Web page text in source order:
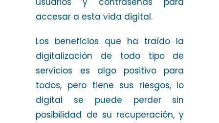
accesar a esta vida digital.
Los beneficios que ha traído la
digitalización de todo tipo de
servicios es algo positivo para
todos, pero tiene sus riesgos, lo
digital se puede perder sin
posibilidad de su recuperación, y